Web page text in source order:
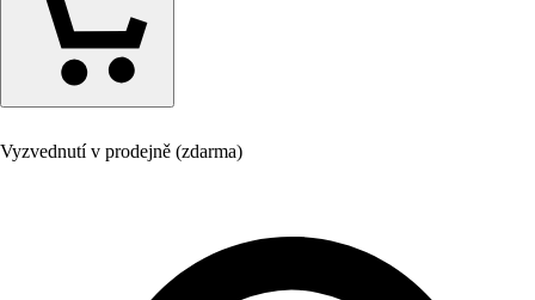
Vyzvednutí v prodejně (zdarma)